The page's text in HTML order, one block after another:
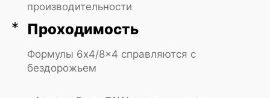
производительности
Проходимость
Формулы 6x4/8x4 справляются с
бездорожьем
— Помогу купить
FAW выгодно
可供选择